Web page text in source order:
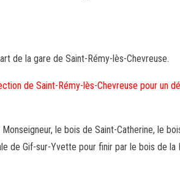
de la gare de Saint-Rémy-lès-Chevreuse.
de Saint-Rémy-lès-Chevreuse pour un
le bois de Saint-Catherine, le
de Gif-sur-Yvette pour finir par le bois de la